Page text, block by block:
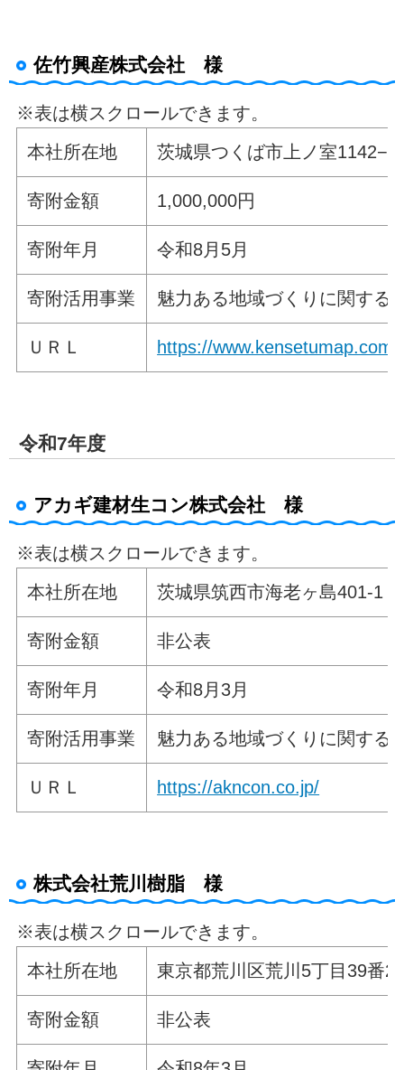
佐竹興産株式会社 様
※表は横スクロールできます。
本社所在地
茨城県つくば市上ノ室
寄附金額 1,000,000円
寄附年月 令和8月5月
寄附活用事業 魅力ある地域づくりに関する
ＵＲＬ https://
令和7年度
アカギ建材生コン株式会社 様
※表は横スクロールできます。
本社所在地
茨城県筑西市海老ヶ島401-1
寄附金額 非公表
寄附年月 令和8月3月
寄附活用事業 魅力ある地域づくりに関する
ＵＲＬ https://akncon.co.jp/
株式会社荒川樹脂 様
※表は横スクロールできます。
本社所在地
東京都荒川区荒川5丁目39番2
寄附金額 非公表